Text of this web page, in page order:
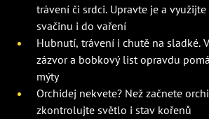
trávení či srdci. Upravte je a
svačinu i do vaření
Hubnutí, trávení i chutě na sladké.
zázvor a bobkový list opravdu
mýty
Orchidej nekvete? Než začnete
zkontrolujte světlo i stav kořenů